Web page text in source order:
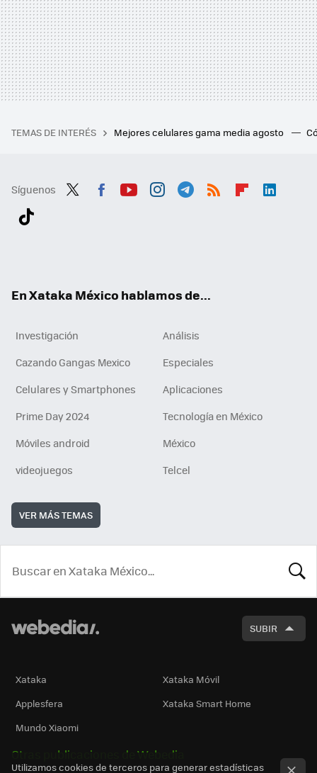
TEMAS DE INTERÉS Mejores celulares gama media agosto
Síguenos
En Xataka México hablamos de...
Investigación
Análisis
Cazando Gangas Mexico
Especiales
Celulares y Smartphones
Aplicaciones
Prime Day 2024
Tecnología en México
Móviles android
México
videojuegos
Telcel
VER MÁS TEMAS
SUBIR
Xataka
Xataka Móvil
Applesfera
Xataka Smart Home
Mundo Xiaomi
Otras publicaciones de Webedia
Utilizamos cookies de terceros para generar estadísticas